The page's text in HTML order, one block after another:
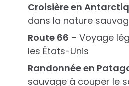
Croisière en
dans la nature
Route 66 – Voyage
les États-Unis
Randonnée en
sauvage à couper le